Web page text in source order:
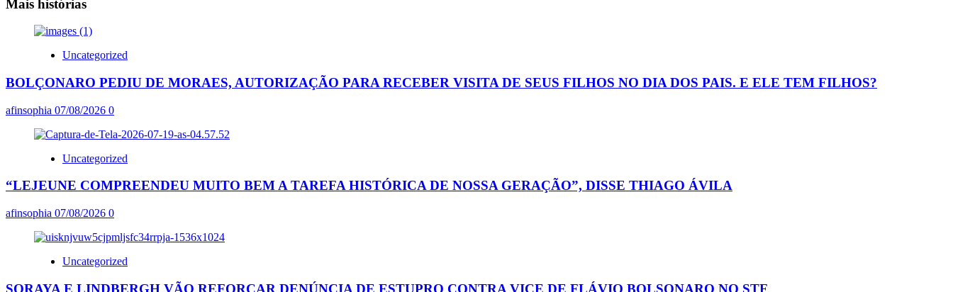
artigos
Mais histórias
Uncategorized
BOLÇONARO PEDIU DE MORAES, AUTORIZAÇÃO PARA RECEBER VISITA DE SEUS FILHOS NO DIA DOS PAIS. E ELE TEM FILHOS?
afinsophia 07/08/2026 0
Uncategorized
“LEJEUNE COMPREENDEU MUITO BEM A TAREFA HISTÓRICA DE NOSSA GERAÇÃO”, DISSE THIAGO ÁVILA
afinsophia 07/08/2026 0
Uncategorized
SORAYA E LINDBERGH VÃO REFORÇAR DENÚNCIA DE ESTUPRO CONTRA VICE DE FLÁVIO BOLSONARO NO STF